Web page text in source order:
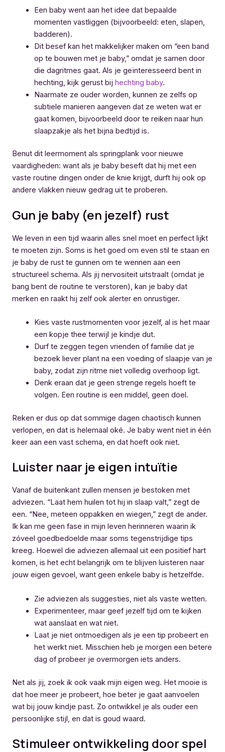
Een baby went aan het idee dat bepaalde
momenten vastliggen (bijvoorbeeld: eten, slapen,
badderen).
Dit besef kan het makkelijker maken om “een band
op te bouwen met je baby,” omdat je samen door
die dagritmes gaat. Als je geïnteresseerd bent in
hechting, kijk gerust bij hechting baby.
Naarmate ze ouder worden, kunnen ze zelfs op
subtiele manieren aangeven dat ze weten wat er
gaat komen, bijvoorbeeld door te reiken naar hun
slaapzakje als het bijna bedtijd is.
Benut dit leermoment als springplank voor nieuwe
vaardigheden: want als je baby beseft dat hij met een
vaste routine dingen onder de knie krijgt, durft hij ook op
andere vlakken nieuw gedrag uit te proberen.
Gun je baby (en jezelf) rust
We leven in een tijd waarin alles snel moet en perfect lijkt
te moeten zijn. Soms is het goed om even stil te staan en
je baby de rust te gunnen om te wennen aan een
structureel schema. Als jij nervositeit uitstraalt (omdat je
bang bent de routine te verstoren), kan je baby dat
merken en raakt hij zelf ook alerter en onrustiger.
Kies vaste rustmomenten voor jezelf, al is het maar
een kopje thee terwijl je kindje dut.
Durf te zeggen tegen vrienden of familie dat je
bezoek liever plant na een voeding of slaapje van je
baby, zodat zijn ritme niet volledig overhoop ligt.
Denk eraan dat je geen strenge regels hoeft te
volgen. Een routine is een middel, geen doel.
Reken er dus op dat sommige dagen chaotisch kunnen
verlopen, en dat is helemaal oké. Je baby went niet in één
keer aan een vast schema, en dat hoeft ook niet.
Luister naar je eigen intuïtie
Vanaf de buitenkant zullen mensen je bestoken met
adviezen. “Laat hem huilen tot hij in slaap valt,” zegt de
een. “Nee, meteen oppakken en wiegen,” zegt de ander.
Ik kan me geen fase in mijn leven herinneren waarin ik
zóveel goedbedoelde maar soms tegenstrijdige tips
kreeg. Hoewel die adviezen allemaal uit een positief hart
komen, is het echt belangrijk om te blijven luisteren naar
jouw eigen gevoel, want geen enkele baby is hetzelfde.
Zie adviezen als suggesties, niet als vaste wetten.
Experimenteer, maar geef jezelf tijd om te kijken
wat aanslaat en wat niet.
Laat je niet ontmoedigen als je een tip probeert en
het werkt niet. Misschien heb je morgen een betere
dag of probeer je overmorgen iets anders.
Net als jij, zoek ik ook vaak mijn eigen weg. Het mooie is
dat hoe meer je probeert, hoe beter je gaat aanvoelen
wat bij jouw kindje past. Zo ontwikkel je als ouder een
persoonlijke stijl, en dat is goud waard.
Stimuleer ontwikkeling door spel